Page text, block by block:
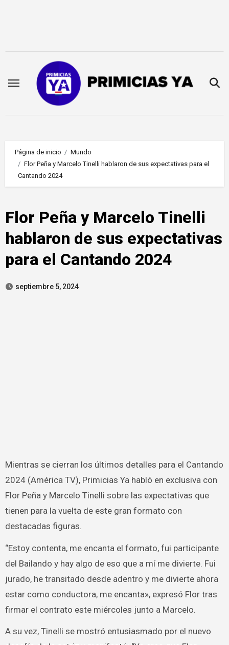
Página de inicio
Mundo
Flor Peña y Marcelo Tinelli hablaron de sus expectativas para el
Cantando 2024
Flor Peña y Marcelo Tinelli
hablaron de sus expectativas
para el Cantando 2024
septiembre 5, 2024
Mientras se cierran los últimos detalles para el Cantando
2024 (América TV), Primicias Ya habló en exclusiva con
Flor Peña y Marcelo Tinelli sobre las expectativas que
tienen para la vuelta de este gran formato con
destacadas figuras.
“Estoy contenta, me encanta el formato, fui participante
del Bailando y hay algo de eso que a mí me divierte. Fui
jurado, he transitado desde adentro y me divierte ahora
estar como conductora, me encanta», expresó Flor tras
firmar el contrato este miércoles junto a Marcelo.
A su vez, Tinelli se mostró entusiasmado por el nuevo